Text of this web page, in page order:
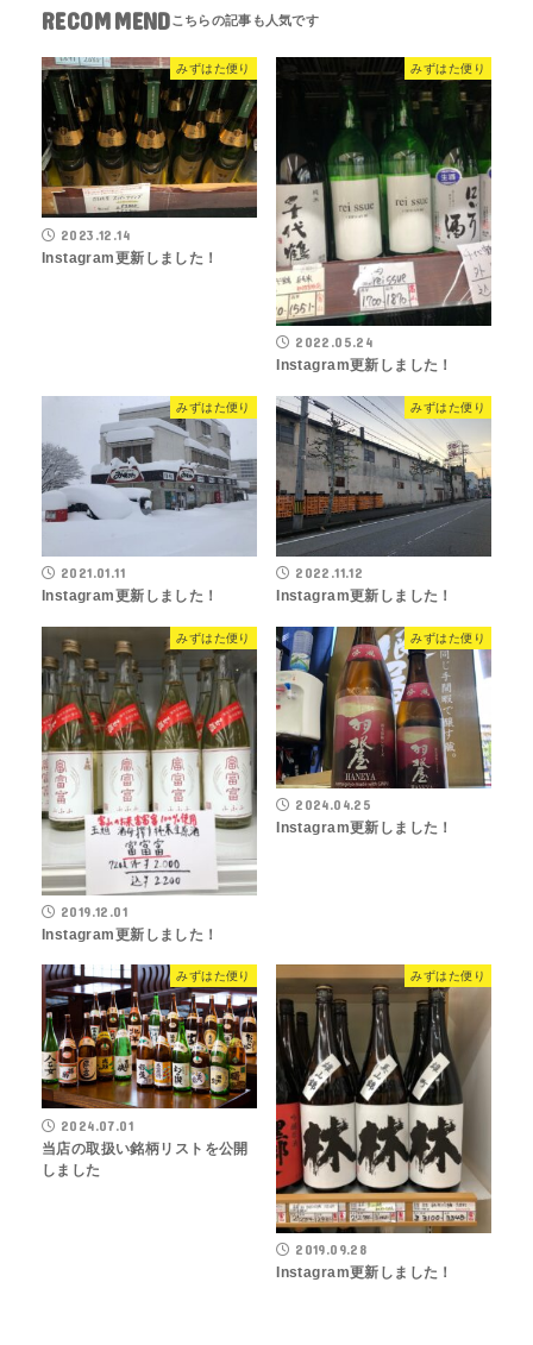
RECOMMEND
みずはた便り
2023.12.14
Instagram更新しました！
みずはた便り
2022.05.24
Instagram更新しました！
みずはた便り
2021.01.11
Instagram更新しました！
みずはた便り
2022.11.12
Instagram更新しました！
みずはた便り
2019.12.01
Instagram更新しました！
みずはた便り
2024.04.25
Instagram更新しました！
みずはた便り
2024.07.01
当店の取扱い銘柄リストを公開
しました
みずはた便り
2019.09.28
Instagram更新しました！